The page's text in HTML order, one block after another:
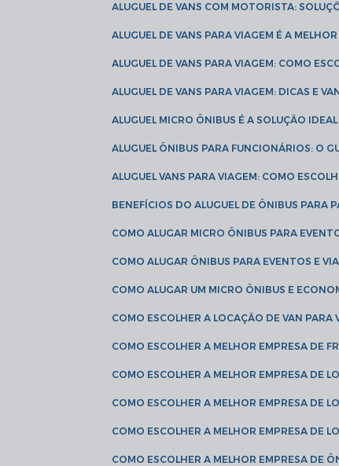
ALUGUEL DE VANS COM MOTORISTA:
ALUGUEL DE VANS PARA VIAGEM É A
ALUGUEL DE VANS PARA VIAGEM: COMO
ALUGUEL DE VANS PARA VIAGEM: DICAS E
ALUGUEL MICRO ÔNIBUS É A SOLUÇÃO
ALUGUEL ÔNIBUS PARA FUNCIONÁRIOS: O
ALUGUEL VANS PARA VIAGEM: COMO
BENEFÍCIOS DO ALUGUEL DE ÔNIBUS PARA
COMO ALUGAR MICRO ÔNIBUS PARA
COMO ALUGAR ÔNIBUS PARA EVENTOS E
COMO ALUGAR UM MICRO ÔNIBUS E
COMO ESCOLHER A LOCAÇÃO DE VAN
COMO ESCOLHER A MELHOR EMPRESA DE
COMO ESCOLHER A MELHOR EMPRESA DE
COMO ESCOLHER A MELHOR EMPRESA DE
COMO ESCOLHER A MELHOR EMPRESA DE
COMO ESCOLHER A MELHOR EMPRESA DE